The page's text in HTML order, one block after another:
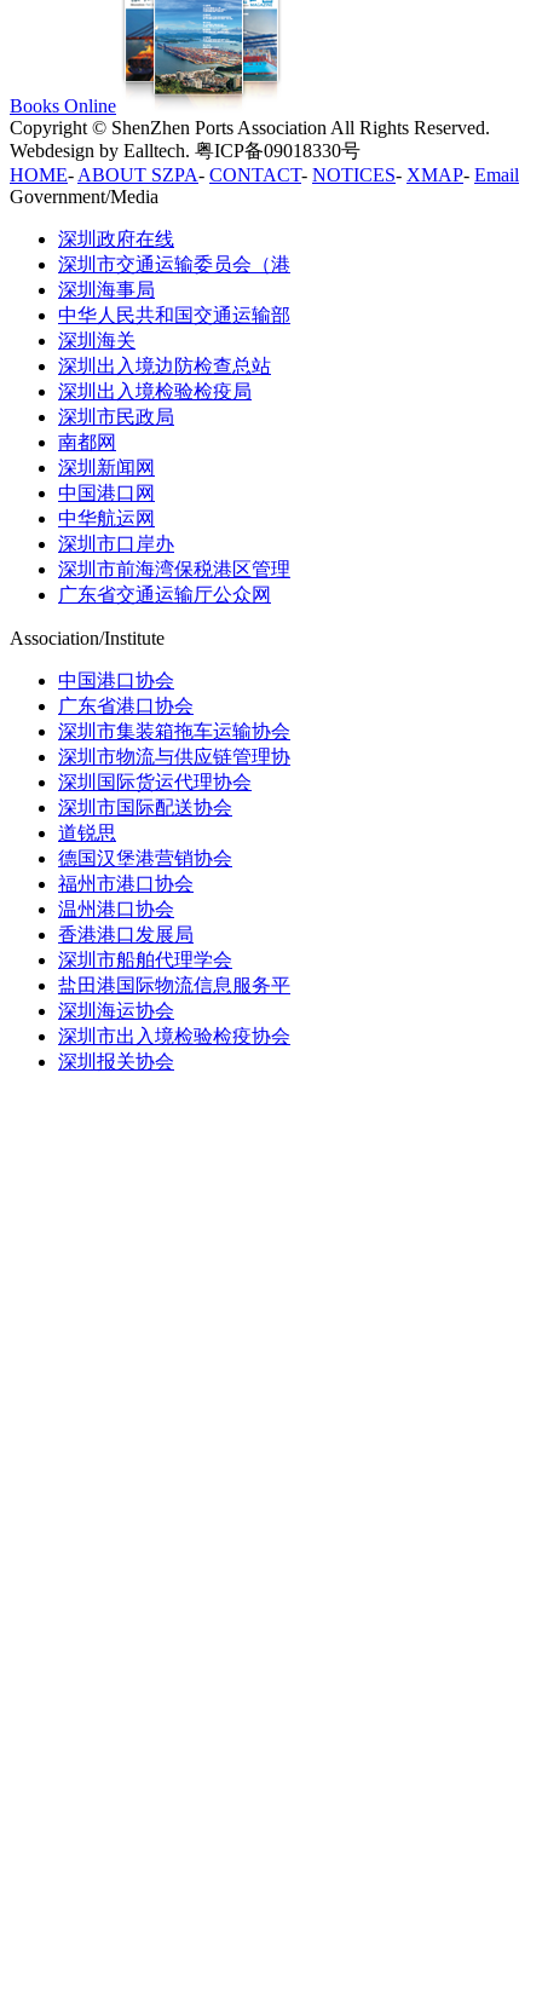
Books Online
Copyright © ShenZhen Ports Association All Rights Reserved.
Webdesign by Ealltech. 粤ICP备09018330号
HOME- ABOUT SZPA- CONTACT- NOTICES- XMAP- Email
Government/Media
深圳政府在线
深圳市交通运输委员会（港
深圳海事局
中华人民共和国交通运输部
深圳海关
深圳出入境边防检查总站
深圳出入境检验检疫局
深圳市民政局
南都网
深圳新闻网
中国港口网
中华航运网
深圳市口岸办
深圳市前海湾保税港区管理
广东省交通运输厅公众网
Association/Institute
中国港口协会
广东省港口协会
深圳市集装箱拖车运输协会
深圳市物流与供应链管理协
深圳国际货运代理协会
深圳市国际配送协会
道锐思
德国汉堡港营销协会
福州市港口协会
温州港口协会
香港港口发展局
深圳市船舶代理学会
盐田港国际物流信息服务平
深圳海运协会
深圳市出入境检验检疫协会
深圳报关协会